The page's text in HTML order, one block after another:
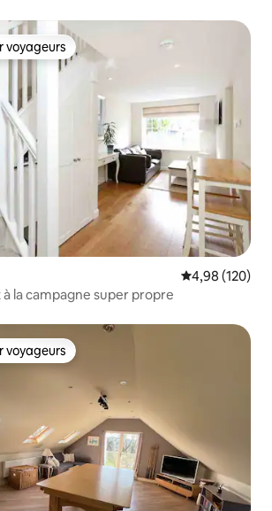
les plus appréciés
voyageurs
Évaluation
4,98 (120)
la campagne super propre
les plus appréciés
voyageurs